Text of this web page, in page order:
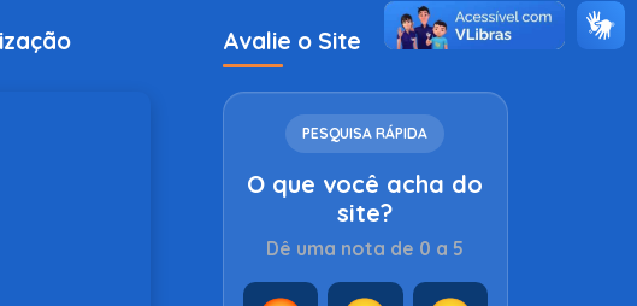
Avalie o Site
PESQUISA RÁPIDA
O que você acha do
site?
Dê uma nota de 0 a 5